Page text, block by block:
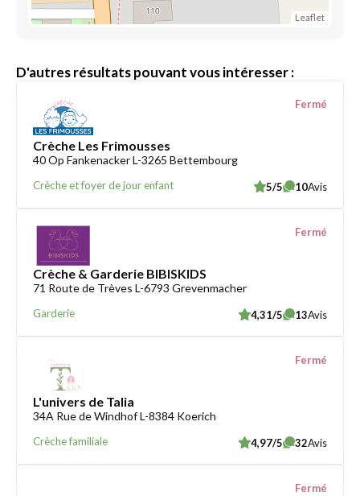
Leaflet
D'autres résultats pouvant vous intéresser :
Crèche Les Frimousses
40 Op Fankenacker L-3265 Bettembourg
Crèche et foyer de jour enfant
Fermé
5/5 10Avis
Crèche & Garderie BIBISKIDS
71 Route de Trèves L-6793 Grevenmacher
Garderie
Fermé
4,31/5 13Avis
L'univers de Talia
34A Rue de Windhof L-8384 Koerich
Crèche familiale
Fermé
4,97/5 32Avis
Fermé